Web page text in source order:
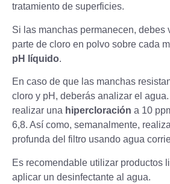
tratamiento de superficies.
Si las manchas permanecen, debes
parte de cloro en polvo sobre cada
pH líquido.
En caso de que las manchas
cloro y pH, deberás analizar el
realizar una hipercloración a 10
6,8. Así como, semanalmente,
profunda del filtro usando agua
Es recomendable utilizar productos
aplicar un desinfectante al agua.